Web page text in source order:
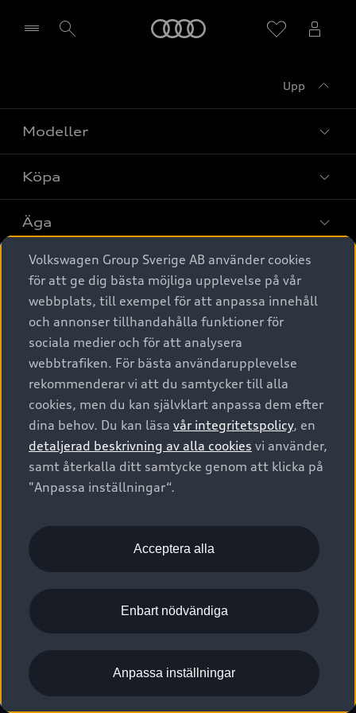
Upp
Modeller
Alla modeller
Elbilar
A6 modellerna
SUV
Avant
Audi Sport
Köpa
Privaterbjudanden
Privatleasing
Nya bilar i lager
Begagnade bilar i lager
Audi approved :plus - så gott som nya
Finansiering
Audi exclusive
Provkörning
Äga
Service & tillbehör
Audi digital services
Originaltillbehör - köp online
Garantier
Försäkring
Digitala manualer för din Audi
Audi Collection – livsstilsartiklar
Vanliga frågor
2G/3G nätet stängs ned - Hur påverkas min bil av detta?
Tjänstebil
Tjänstebil
Business lease online
Företagsleasing
Om Audi Sverige
Kontakta oss
Audi Återförsäljare/-serviceverkstad
myAudi
Pressmeddelanden
Nyhetsbrev
Vårt hållbarhetsarbete
Lediga tjänster huvudkontor
Lediga tjänster hos Audi Återförsäljare
Kommentar till mediauppgifter om dataläcka
© 2026 AUDI SVERIGE. All Rights Reserved.
Utgivare Juridiskt
Juridiskt Audi AG
Juridiskt Audi Digital Giveaway
Anpassa inställningar för cookies
Visselblåsarkanaler
Volkswagen Group Sverige AB använder cookies
för att ge dig bästa möjliga upplevelse på vår
webbplats, till exempel för att anpassa innehåll
och annonser tillhandahålla funktioner för
sociala medier och för att analysera
webbtrafiken. För bästa användarupplevelse
rekommenderar vi att du samtycker till alla
cookies, men du kan självklart anpassa dem efter
dina behov. Du kan läsa vår integritetspolicy, en
detaljerad beskrivning av alla cookies vi använder,
samt återkalla ditt samtycke genom att klicka på
"Anpassa inställningar“.
Acceptera alla
Enbart nödvändiga
Anpassa inställningar